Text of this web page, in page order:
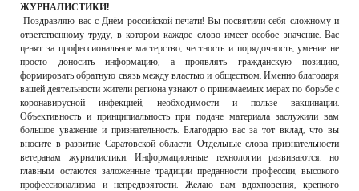
ОБЪЯВЛЕНИЯ
КОНТАКТЫ
ЖУРНАЛИСТИКИ!
Поздравляю вас с Днём российской печати! Вы посвятили себя сложному и
ответственному труду, в котором каждое слово имеет особое значение. Вас
ценят за профессиональное мастерство, честность и порядочность, умение не
просто доносить информацию, а проявлять гражданскую позицию,
формировать обратную связь между властью и обществом. Именно благодаря
вашей деятельности жители региона узнают о принимаемых мерах по борьбе с
коронавирусной инфекцией, необходимости и пользе вакцинации.
Объективность и принципиальность при подаче материала заслужили вам
большое уважение и признательность. Благодарю вас за тот вклад, что вы
вносите в развитие Саратовской области. Отдельные слова признательности
ветеранам журналистики. Информационные технологии развиваются, но
главным остаются заложенные традиции преданности профессии, высокого
профессионализма и непредвзятости. Желаю вам вдохновения, крепкого